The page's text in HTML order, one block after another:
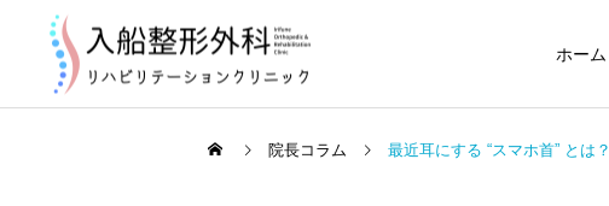
ホーム
院長コラム 最近耳にする “スマホ首” とは？